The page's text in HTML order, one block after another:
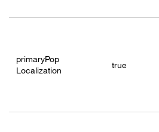
primaryPop
Localization
true